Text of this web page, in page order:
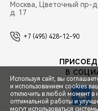
Москва, Цветочный пр-
д. 17
+7 (495) 428-12-90
В
Используя сайт, вы
и использованием cookies
отключить в любой момент в
оптимальной работы и
могут использоваться